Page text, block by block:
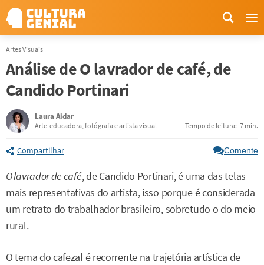
Artes Visuais
Análise de O lavrador de café, de
Candido Portinari
Laura Aidar
Arte-educadora, fotógrafa e artista visual Tempo de leitura: 7 min.
Compartilhar Comente
O lavrador de café, de Candido Portinari, é uma das telas
mais representativas do artista, isso porque é considerada
um retrato do trabalhador brasileiro, sobretudo o do meio
rural.
O tema do cafezal é recorrente na trajetória artística de